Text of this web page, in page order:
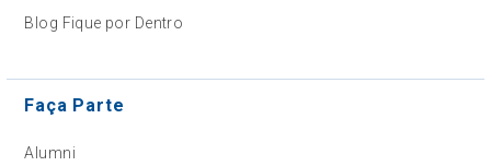
Blog Fique por Dentro
Faça Parte
Alumni